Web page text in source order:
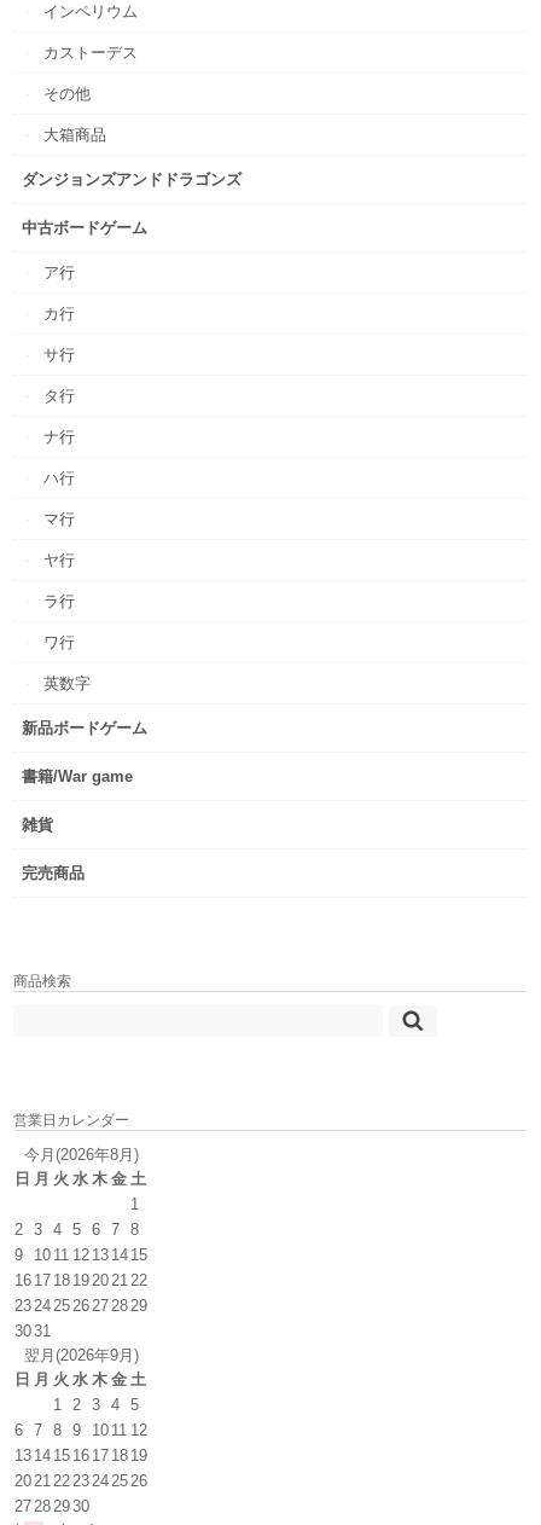
インペリウム
カストーデス
その他
大箱商品
ダンジョンズアンドドラゴンズ
中古ボードゲーム
ア行
カ行
サ行
タ行
ナ行
ハ行
マ行
ヤ行
ラ行
ワ行
英数字
新品ボードゲーム
書籍/War game
雑貨
完売商品
商品検索
営業日カレンダー
今月(2026年8月)
日 月 火 水 木 金 土
1
2
3 4 5 6 7
8
9
10 11 12 13 14 15
16 17 18 19202122
23242526272829
3031
翌月(2026年9月)
日 月 火 水 木 金 土
1
2 3 4
5
6
7 8 9 10 11 12
13 14 15 16 17 18 19
20212223242526
27282930